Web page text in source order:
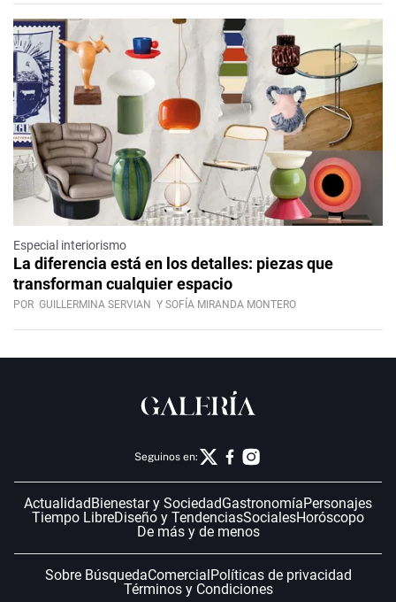
Especial interiorismo
La diferencia está en los detalles: piezas que
transforman cualquier espacio
POR GUILLERMINA SERVIAN Y SOFÍA MIRANDA MONTERO
Seguinos en:
ActualidadBienestar y SociedadGastronomíaPersonajes
Tiempo LibreDiseño y TendenciasSocialesHoróscopo
De más y de menos
Sobre BúsquedaComercialPolíticas de privacidad
Términos y Condiciones